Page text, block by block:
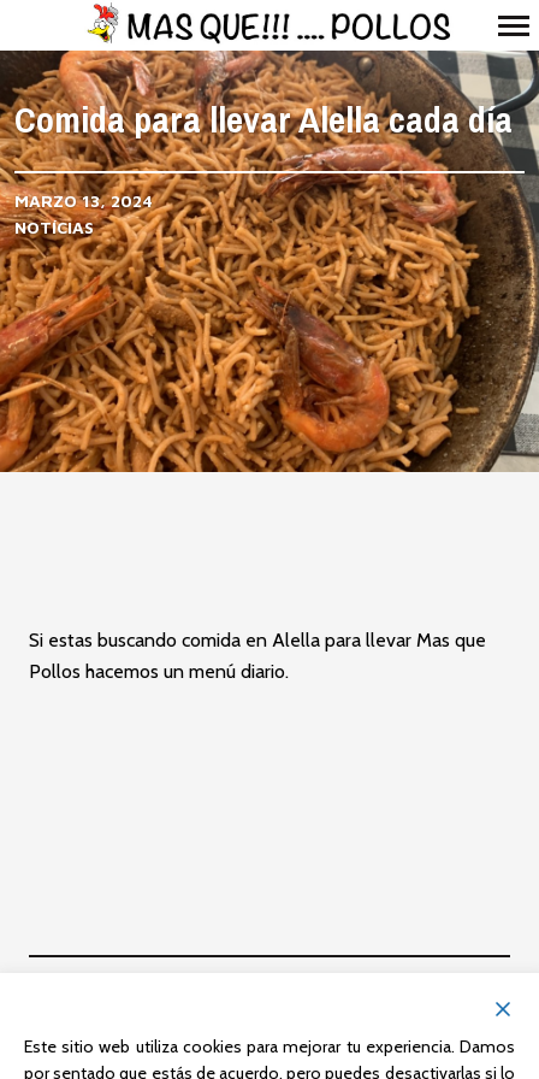
Navegación
Primaria
Comida para llevar Alella cada día
MARZO 13, 2024
NOTÍCIAS
Si estas buscando comida en Alella para llevar Mas que
Pollos hacemos un menú diario.
Este sitio web utiliza cookies para mejorar tu experiencia. Damos
por sentado que estás de acuerdo, pero puedes desactivarlas si lo